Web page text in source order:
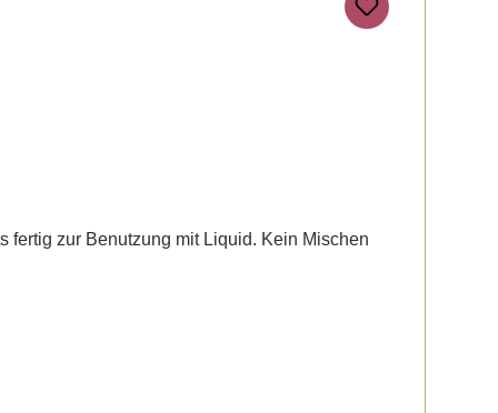
fertig zur Benutzung mit Liquid. Kein Mischen